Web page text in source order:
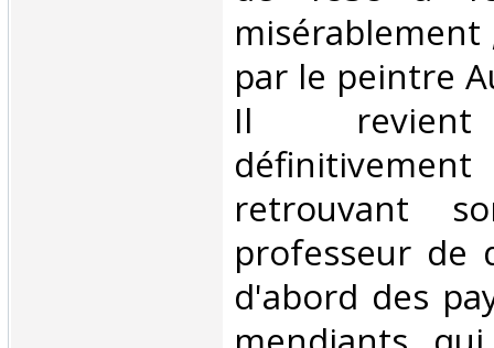
par le peintre
Il revient
définitivement
retrouvant
professeur de
d'abord des